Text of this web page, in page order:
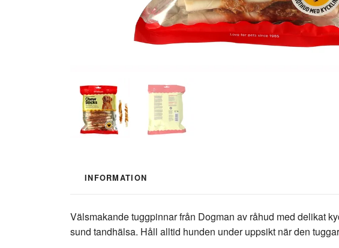
INFORMATION
Välsmakande tuggpinnar från Dogman av råhud med delikat
sund tandhälsa. Håll alltid hunden under uppsikt när den